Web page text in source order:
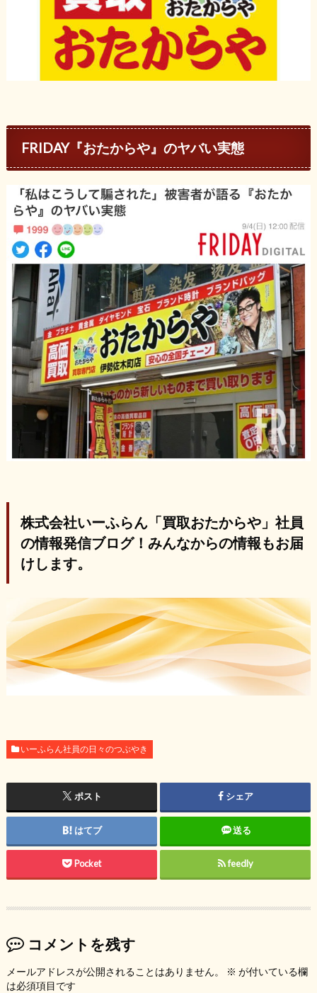
FRIDAY『おたからや』のヤバい実態
株式会社いーふらん「買取おたからや」社員
の情報発信ブログ！みんなからの情報もお届
けします。
いーふらん社員の日々のつぶやき
ポスト シェア
はてブ 送る
Pocket feedly
コメントを残す
メールアドレスが公開されることはありません。 ※ が付いている欄
は必須項目です